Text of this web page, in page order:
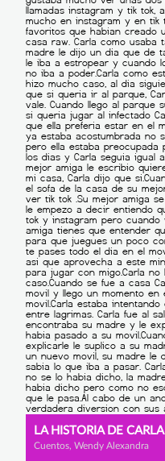
LA HISTORIA DE CARLA
Cuentos, Wendy Alexandra